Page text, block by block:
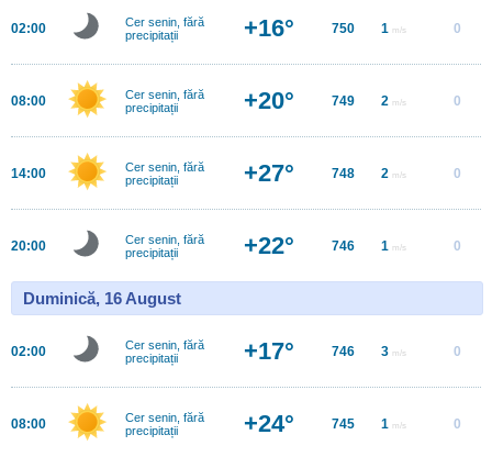
02:00
Cer senin, fără
precipitații
+16° 750 1 m/s 0
08:00
Cer senin, fără
precipitații
+20° 749 2 m/s 0
14:00
Cer senin, fără
precipitații
+27° 748 2 m/s 0
20:00
Cer senin, fără
precipitații
+22° 746 1 m/s 0
Duminică, 16 August
02:00
Cer senin, fără
precipitații
+17° 746 3 m/s 0
08:00
Cer senin, fără
precipitații
+24° 745 1 m/s 0